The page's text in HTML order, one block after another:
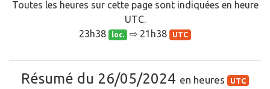
Toutes les heures sur cette page sont indiquées en heure
UTC.
23h38 loc. ⇨ 21h38 UTC
Résumé du 26/05/2024 en heures UTC